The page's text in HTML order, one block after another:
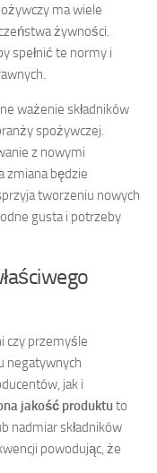
ma wiele
żywności.
spełnić te normy i
ważenie składników
spożywczej.
z nowymi
zmiana będzie
tworzeniu nowych
gusta i potrzeby
czy przemyśle
negatywnych
jak i
jakość produktuto
nadmiar składników
powodując, że